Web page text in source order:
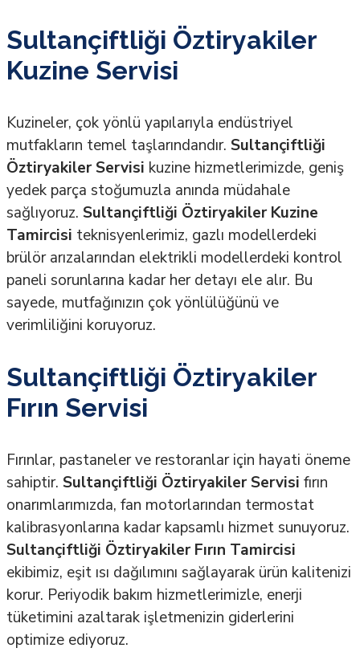
Sultançiftliği Öztiryakiler
Kuzine Servisi
Kuzineler, çok yönlü yapılarıyla endüstriyel
mutfakların temel taşlarındandır. Sultançiftliği
Öztiryakiler Servisi kuzine hizmetlerimizde, geniş
yedek parça stoğumuzla anında müdahale
sağlıyoruz. Sultançiftliği Öztiryakiler Kuzine
Tamircisi teknisyenlerimiz, gazlı modellerdeki
brülör arızalarından elektrikli modellerdeki kontrol
paneli sorunlarına kadar her detayı ele alır. Bu
sayede, mutfağınızın çok yönlülüğünü ve
verimliliğini koruyoruz.
Sultançiftliği Öztiryakiler
Fırın Servisi
Fırınlar, pastaneler ve restoranlar için hayati öneme
sahiptir. Sultançiftliği Öztiryakiler Servisi fırın
onarımlarımızda, fan motorlarından termostat
kalibrasyonlarına kadar kapsamlı hizmet sunuyoruz.
Sultançiftliği Öztiryakiler Fırın Tamircisi
ekibimiz, eşit ısı dağılımını sağlayarak ürün kalitenizi
korur. Periyodik bakım hizmetlerimizle, enerji
tüketimini azaltarak işletmenizin giderlerini
optimize ediyoruz.